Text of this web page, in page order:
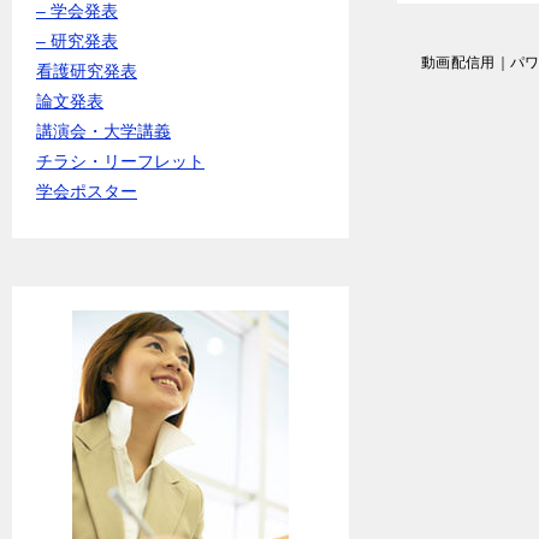
投動画配信用｜パ
– 学会発表
– 研究発表
看護研究発表
論文発表
講演会・大学講義
チラシ・リーフレット
学会ポスター